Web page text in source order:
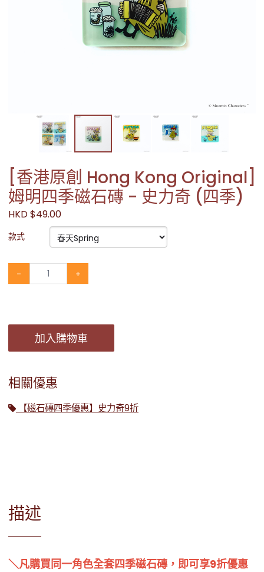
[香港原創 Hong Kong Original]
姆明四季磁石磚 - 史力奇 (四季)
HKD $49.00
款式
- +
加入購物車
相關優惠
【磁石磚四季優惠】史力奇9折
描述
＼凡購買同一角色全套四季磁石磚，即可享9折優惠